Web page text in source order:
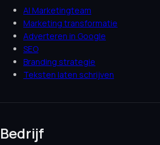
AI Marketingteam
Marketing transformatie
Adverteren in Google
SEO
Branding strategie
Teksten laten schrijven
Bedrijf